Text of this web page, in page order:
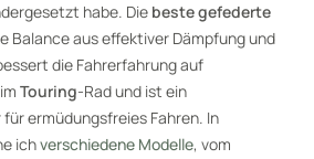
habe. Die beste gefederte
Balance aus effektiver Dämpfung und
die Fahrerfahrung auf
Touring-Rad und ist ein
ermüdungsfreies Fahren. In
ichverschiedene Modelle, vom